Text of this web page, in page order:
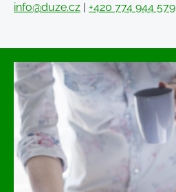
info@duze.cz | +420 774 944 579